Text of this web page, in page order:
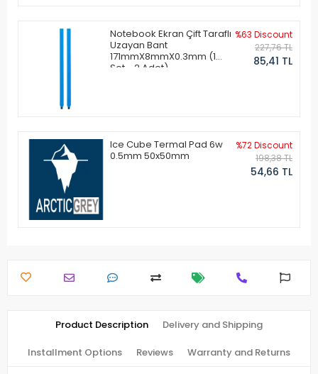
Notebook Ekran Çift Taraflı
Uzayan Bant
171mmX8mmX0.3mm (1
Set - 2 Adet)
%63 Discount
227,76 TL
85,41 TL
Ice Cube Termal Pad 6w
0.5mm 50x50mm
%72 Discount
198,38 TL
54,66 TL
Product Description Delivery and Shipping
Installment Options Reviews Warranty and Returns